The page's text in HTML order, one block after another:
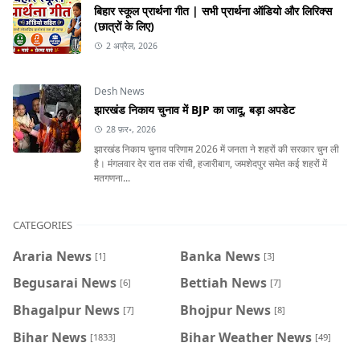
बिहार स्कूल प्रार्थना गीत | सभी प्रार्थना ऑडियो और लिरिक्स
(छात्रों के लिए)
2 अप्रैल, 2026
Desh News
झारखंड निकाय चुनाव में BJP का जादू, बड़ा अपडेट
28 फ़र॰, 2026
झारखंड निकाय चुनाव परिणाम 2026 में जनता ने शहरों की सरकार चुन ली
है। मंगलवार देर रात तक रांची, हजारीबाग, जमशेदपुर समेत कई शहरों में
मतगणना...
CATEGORIES
Araria News [1] Banka News [3]
Begusarai News [6] Bettiah News [7]
Bhagalpur News [7] Bhojpur News [8]
Bihar News [1833] Bihar Weather News [49]